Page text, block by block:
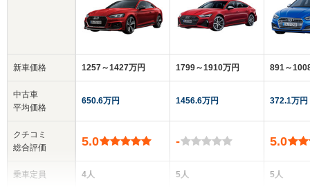
新車価格
中古車
平均価格
クチコミ
総合評価
乗車定員
1257～1427万円
650.6万円
5.0
4人
1799～1910万円
1456.6万円
-
5人
891～
372.1万円
5.0
5人